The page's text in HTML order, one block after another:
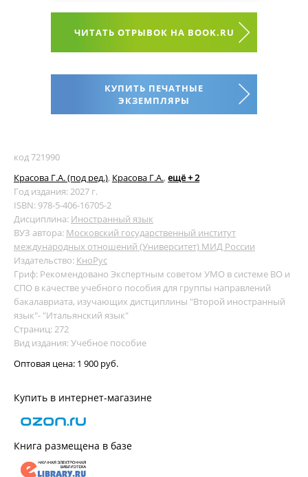
ЧИТАТЬ ОТРЫВОК НА BOOK.RU
КУПИТЬ ПЕЧАТНЫЕ
ЭКЗЕМПЛЯРЫ
код 721990
Красова Г.А. (под ред.), Красова Г.А., ещё + 2
Год издания: 2027 г.
ISBN: 978-5-406-16705-2
Дисциплина: Иностранный язык
ВУЗ автора: Московский государственный институт
международных отношений (Университет) МИД России
Издательство: КноРус
Гриф: Рекомендовано Экспертным советом УМО в системе ВО и
СПО в качестве учебного пособия для группы направлений
бакалавриата, изучающих дистциплины "Второй иностранный
язык"- "Итальянский язык"
Страниц: 272
Вид издания: Учебное пособие
Оптовая цена: 1 900 руб.
Купить в интернет-магазине
Книга размещена в базе